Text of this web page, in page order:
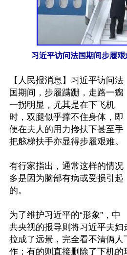
习近平访问法国期间步履艰
【人民报消息】习近平访问法
国期间，步履蹒跚，走路一瘸
一拐明显，尤其是在下飞机
时，双腿似乎撑不住身体，即
便在夫人的用力搀扶下甚至手
把舷梯扶手亦显得步履艰难。
有行家指出，通常这样的情况
多是因为脑部有病或受损引起
的。
为了维护习近平的“形象”，中
共央视的报导则将习近平夫妇
拉成了远景，完全看不清俩人
作；有的则直接删除了下机的